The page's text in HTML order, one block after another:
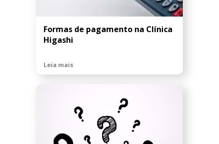
Formas de pagamento na Clínica
Higashi
Leia mais